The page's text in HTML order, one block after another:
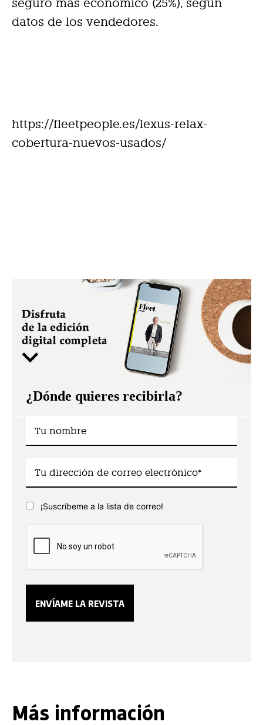
seguro más económico (25%), según
datos de los vendedores.
https://fleetpeople.es/lexus-relax-
cobertura-nuevos-usados/
¿Dónde quieres recibirla?
¡Suscríbeme a la lista de correo!
Más información